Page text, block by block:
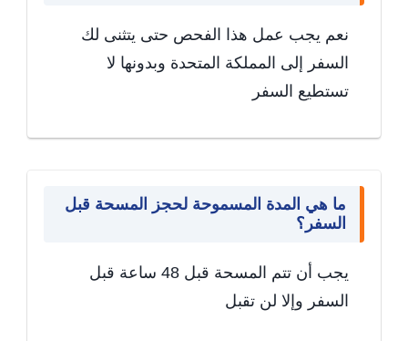
نعم يجب عمل هذا الفحص حتى يتثنى لك
السفر إلى المملكة المتحدة وبدونها لا
تستطيع السفر
ما هي المدة المسموحة لحجز المسحة قبل
السفر؟
يجب أن تتم المسحة قبل 48 ساعة قبل
السفر وإلا لن تقبل